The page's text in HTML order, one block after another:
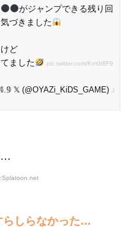
がジャンプできる残り回
づきました
ど
ました
pic.twitter.com/Km0t8F9
(@OYAZi_KiDS_GAME) J
…
らしらなかった…